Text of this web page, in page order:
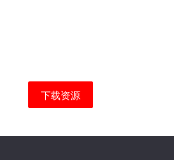
下载资源